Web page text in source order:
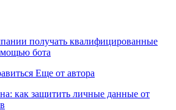
получать квалифицированные
бота
Еще от автора
как защитить личные данные от